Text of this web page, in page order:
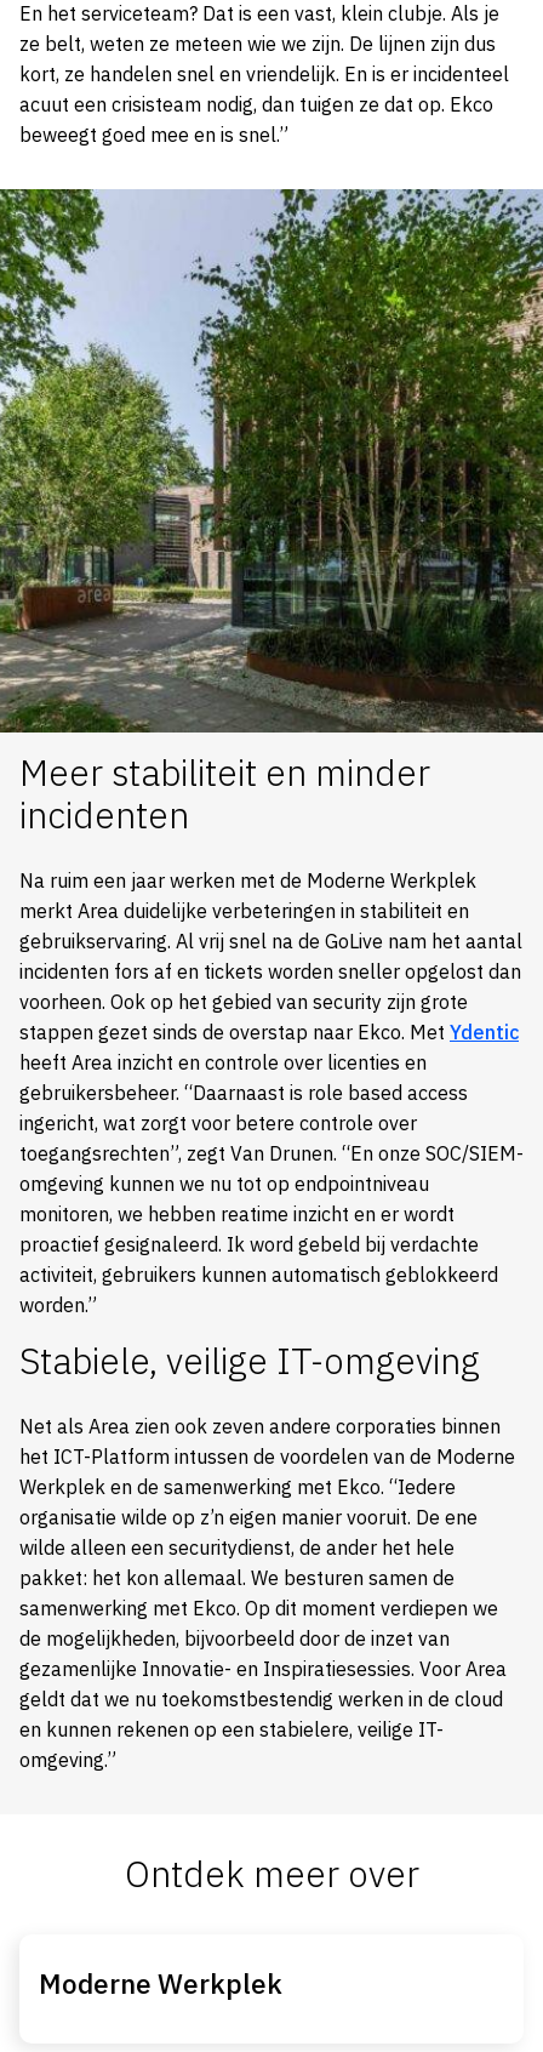
En het serviceteam? Dat is een vast, klein clubje. Als je
ze belt, weten ze meteen wie we zijn. De lijnen zijn dus
kort, ze handelen snel en vriendelijk. En is er incidenteel
acuut een crisisteam nodig, dan tuigen ze dat op. Ekco
beweegt goed mee en is snel.”
Meer stabiliteit en minder
incidenten
Na ruim een jaar werken met de Moderne Werkplek
merkt Area duidelijke verbeteringen in stabiliteit en
gebruikservaring. Al vrij snel na de GoLive nam het aantal
incidenten fors af en tickets worden sneller opgelost dan
voorheen. Ook op het gebied van security zijn grote
stappen gezet sinds de overstap naar Ekco. Met Ydentic
heeft Area inzicht en controle over licenties en
gebruikersbeheer. “Daarnaast is role based access
ingericht, wat zorgt voor betere controle over
toegangsrechten”, zegt Van Drunen. “En onze SOC/SIEM-
omgeving kunnen we nu tot op endpointniveau
monitoren, we hebben reatime inzicht en er wordt
proactief gesignaleerd. Ik word gebeld bij verdachte
activiteit, gebruikers kunnen automatisch geblokkeerd
worden.”
Stabiele, veilige IT-omgeving
Net als Area zien ook zeven andere corporaties binnen
het ICT-Platform intussen de voordelen van de Moderne
Werkplek en de samenwerking met Ekco. “Iedere
organisatie wilde op z’n eigen manier vooruit. De ene
wilde alleen een securitydienst, de ander het hele
pakket: het kon allemaal. We besturen samen de
samenwerking met Ekco. Op dit moment verdiepen we
de mogelijkheden, bijvoorbeeld door de inzet van
gezamenlijke Innovatie- en Inspiratiesessies. Voor Area
geldt dat we nu toekomstbestendig werken in de cloud
en kunnen rekenen op een stabielere, veilige IT-
omgeving.”
Ontdek meer over
Moderne Werkplek